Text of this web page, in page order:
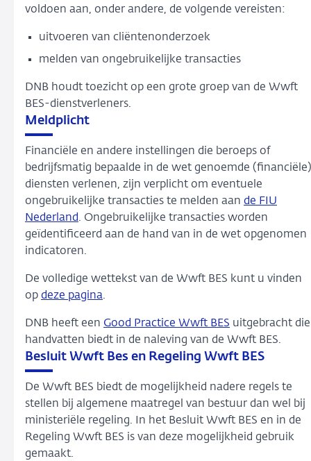
voldoen aan, onder andere, de volgende vereisten:
uitvoeren van cliëntenonderzoek
melden van ongebruikelijke transacties
DNB houdt toezicht op een grote groep van de Wwft
BES-dienstverleners.
Meldplicht
Financiële en andere instellingen die beroeps of
bedrijfsmatig bepaalde in de wet genoemde (financiële)
diensten verlenen, zijn verplicht om eventuele
ongebruikelijke transacties te melden aan de FIU
Nederland. Ongebruikelijke transacties worden
geïdentificeerd aan de hand van in de wet opgenomen
indicatoren.
De volledige wettekst van de Wwft BES kunt u vinden
op deze pagina.
DNB heeft een Good Practice Wwft BES uitgebracht die
handvatten biedt in de naleving van de Wwft BES.
Besluit Wwft Bes en Regeling Wwft BES
De Wwft BES biedt de mogelijkheid nadere regels te
stellen bij algemene maatregel van bestuur dan wel bij
ministeriële regeling. In het Besluit Wwft BES en in de
Regeling Wwft BES is van deze mogelijkheid gebruik
gemaakt.